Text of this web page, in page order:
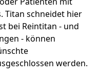
Titan schneidet hier
bei Reintitan - und
- können
werden.